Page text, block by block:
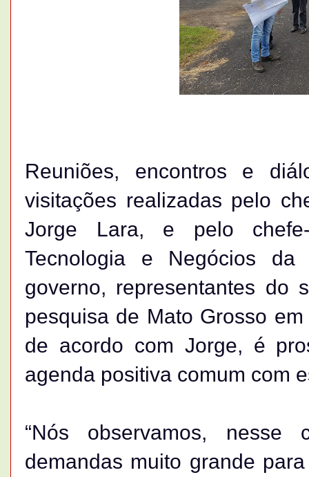
Reuniões, encontros e
visitações realizadas pelo
Jorge Lara, e pelo
Tecnologia e Negócios
governo, representantes do
pesquisa de Mato Grosso
de acordo com Jorge, é
agenda positiva comum com
“Nós observamos, nesse
demandas muito grande